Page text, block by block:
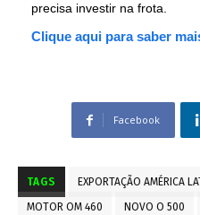
precisa investir na frota.
Clique aqui para saber
Facebook
TAGS EXPORTAÇÃO AMÉRICA
MOTOR OM 460
NOVO O 500